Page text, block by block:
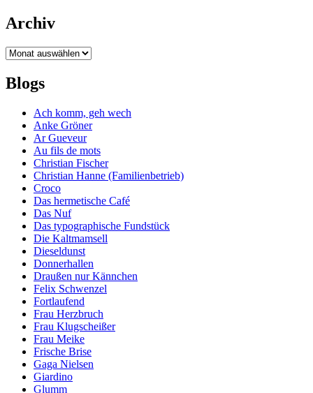
Archiv
Archiv
Blogs
Ach komm, geh wech
Anke Gröner
Ar Gueveur
Au fils de mots
Christian Fischer
Christian Hanne (Familienbetrieb)
Croco
Das hermetische Café
Das Nuf
Das typographische Fundstück
Die Kaltmamsell
Dieseldunst
Donnerhallen
Draußen nur Kännchen
Felix Schwenzel
Fortlaufend
Frau Herzbruch
Frau Klugscheißer
Frau Meike
Frische Brise
Gaga Nielsen
Giardino
Glumm